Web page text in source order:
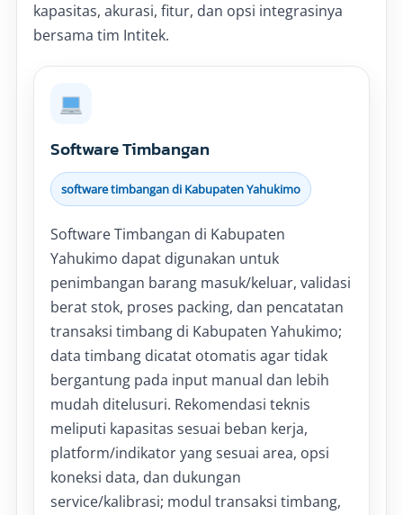
kapasitas, akurasi, fitur, dan opsi integrasinya
bersama tim Intitek.
Software Timbangan
software timbangan di Kabupaten Yahukimo
Software Timbangan di Kabupaten
Yahukimo dapat digunakan untuk
penimbangan barang masuk/keluar, validasi
berat stok, proses packing, dan pencatatan
transaksi timbang di Kabupaten Yahukimo;
data timbang dicatat otomatis agar tidak
bergantung pada input manual dan lebih
mudah ditelusuri. Rekomendasi teknis
meliputi kapasitas sesuai beban kerja,
platform/indikator yang sesuai area, opsi
koneksi data, dan dukungan
service/kalibrasi; modul transaksi timbang,